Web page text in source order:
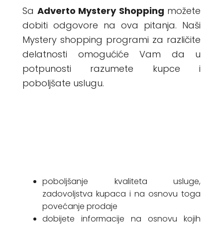
Sa Adverto Mystery Shopping možete
dobiti odgovore na ova pitanja. Naši
Mystery shopping programi za različite
delatnosti omogućiće Vam da u
potpunosti razumete kupce i
poboljšate uslugu.
poboljšanje kvaliteta usluge,
zadovoljstva kupaca i na osnovu toga
povećanje prodaje
dobijete informacije na osnovu kojih